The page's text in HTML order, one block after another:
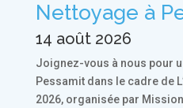
Nettoyage à
14 août 2026
Joignez-vous à nous pour
Pessamit dans le cadre de
2026, organisée par